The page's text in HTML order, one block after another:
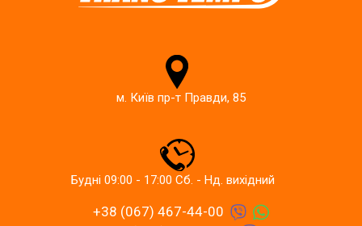
м. Київ пр-т Правди, 85
Будні 09:00 - 17:00 Сб. - Нд. вихідний
+38 (067) 467-44-00